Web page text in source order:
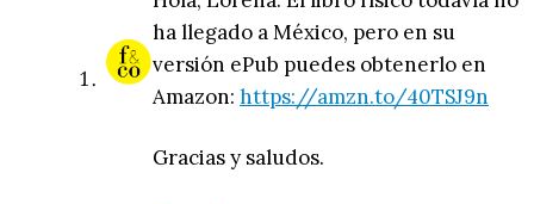
ha llegado a México, pero en su
versión ePub puedes obtenerlo en
Amazon: https://amzn.to/40TSJ9n
Gracias y saludos.